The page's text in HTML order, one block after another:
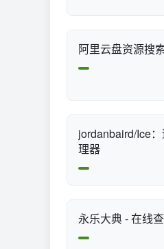
阿里云盘资源搜
jordanbaird/Ice
理器
永乐大典 - 在线